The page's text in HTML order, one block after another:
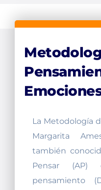
La Metodología
Margarita
también
Pensar (AP)
pensamiento